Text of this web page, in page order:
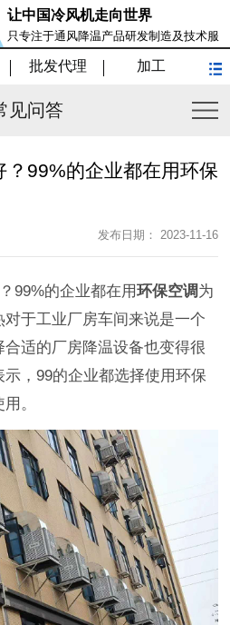
让中国冷风机走向世界
只专注于通风降温产品研发制造及技术服
务
批发代理 加工
见问答
？99%的企业都在用环保
发布日期： 2023-11-16
99%的企业都在用环保空调为
于工业厂房车间来说是一个
适的厂房降温设备也变得很
，99的企业都选择使用环保
。